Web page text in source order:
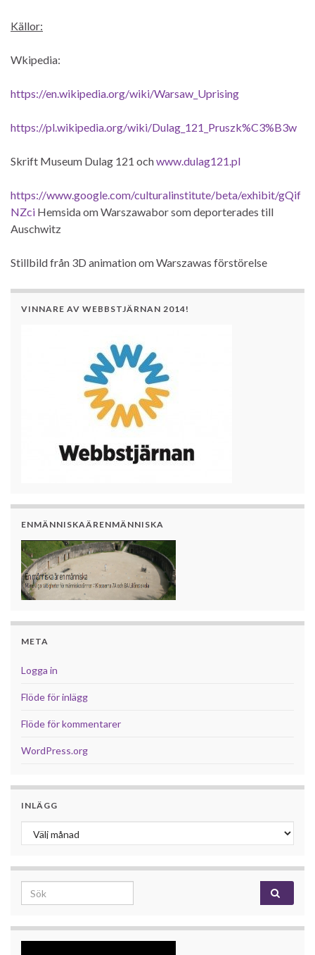
Källor:
Wkipedia:
https://en.wikipedia.org/wiki/Warsaw_Uprising
https://pl.wikipedia.org/wiki/Dulag_121_Pruszk%C3%B3w
Skrift Museum Dulag 121 ochwww.dulag121.pl
https://www.google.com/culturalinstitute/beta/exhibit/gQif
NZci Hemsida om Warszawabor som deporterades till
Auschwitz
Stillbild från 3D animation om Warszawas förstörelse
VINNARE AV WEBBSTJÄRNAN 2014!
ENMÄNNISKAÄRENMÄNNISKA
META
Logga in
Flöde för inlägg
Flöde för kommentarer
WordPress.org
INLÄGG
Inlägg
Search for: